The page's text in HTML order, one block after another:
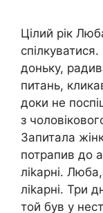
Цілий рік
доньку,
питань,
доки не
з
Запитала
потрапив до
ліkарні.
ліkарні. Три
той був у